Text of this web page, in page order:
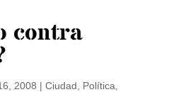
contra
2008 | Ciudad Política